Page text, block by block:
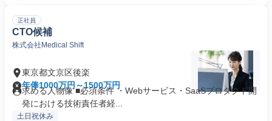
正社員
CTO候補
株式会社Medical Shift
東京都文京区後楽
年俸1000万円～1500万円
求める人物像 ■必須条件 ・Webサービス・SaaSプロダクト開
発における技術責任者経...
土日祝休み